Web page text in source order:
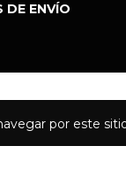
por este
DE ENVÍO